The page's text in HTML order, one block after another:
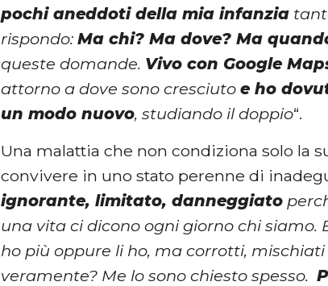
pochi aneddoti della mia infanzia
rispondo:Ma chi? Ma dove? Ma
queste domande. Vivo con Google
attorno a dove sono cresciutoe ho
un modo nuovo, studiando il doppio“.
Una malattia che non condiziona solo la
convivere in uno stato perenne di
ignorante, limitato, danneggiato
una vita ci dicono ogni giorno chi siamo.
ho più oppure li ho, ma corrotti,
veramente? Me lo sono chiesto spesso.